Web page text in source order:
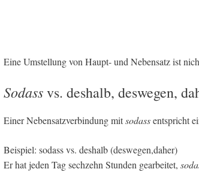
Eine Umstellung von Haupt- und Nebensatz ist
Sodassvs. deshalb, deswegen,
Einer Nebensatzverbindung mitsodassentspricht
Beispiel: sodass vs. deshalb (deswegen,daher)
Er hat jeden Tag sechzehn Stunden gearbeitet,